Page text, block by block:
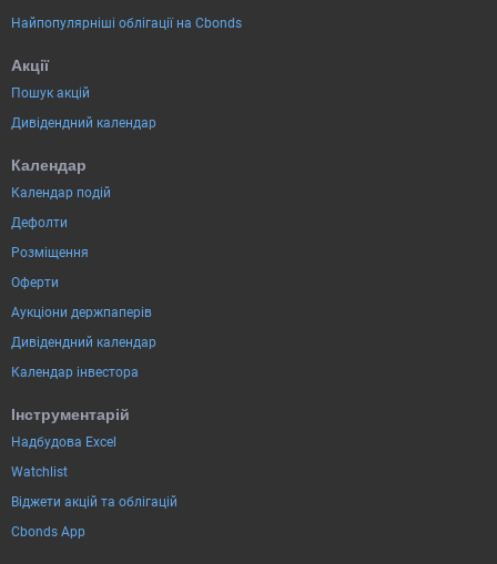
Найпопулярніші облігації на Cbonds
Акції
Пошук акцій
Дивідендний календар
Календар
Календар подій
Дефолти
Розміщення
Оферти
Аукціони держпаперів
Дивідендний календар
Календар інвестора
Інструментарій
Надбудова Excel
Watchlist
Віджети акцій та облігацій
Cbonds App